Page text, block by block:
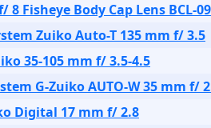
8 Fisheye Body Cap Lens BCL-
Zuiko Auto-T 135 mm f/ 3.5
35-105 mm f/ 3.5-4.5
G-Zuiko AUTO-W 35 mm f/
Digital 17 mm f/ 2.8